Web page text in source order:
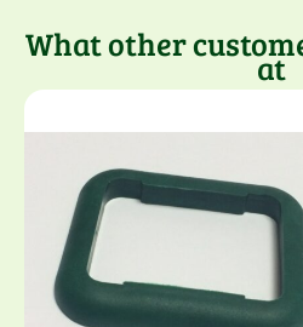
What other
at